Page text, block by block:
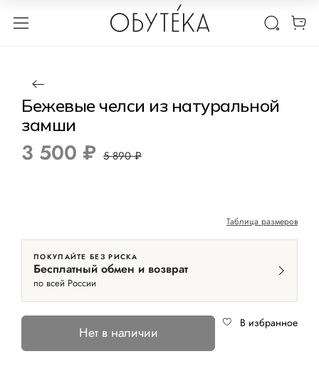
1 / 6
Бежевые челси из натуральной
замши
3 500 ₽ 5 890 ₽
Таблица размеров
ПОКУПАЙТЕ БЕЗ РИСКА
Бесплатный обмен и возврат
по всей России
Нет в наличии
В избранное